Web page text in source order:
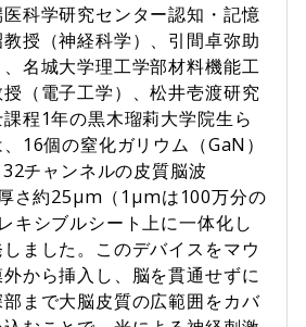
科学研究センター認知・記憶
授（神経科学）、引間卓弥助
名城大学理工学部材料機能工
（電子工学）、松井壱渡研究
程1年の黒木瑠莉大学院生ら
16個の窒化ガリウム（GaN）
チャンネルの皮質脳波
厚さ約25µm（1µmは100万分の
キシブルシート上に一体化し
ました。このデバイスをマウ
から挿入し、脳を貫通せずに
まで大脳皮質の広範囲をカバ